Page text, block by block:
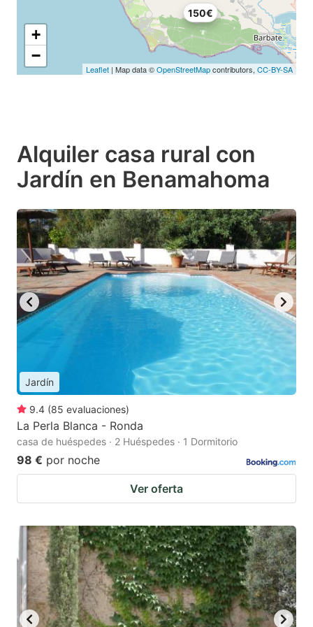
150€
+
−
Leaflet | Map data ©OpenStreetMapcontributors, CC-BY-SA
Alquiler casa rural con
Jardín en Benamahoma
Jardín
9.4 (85 evaluaciones)
La Perla Blanca - Ronda
casa de huéspedes · 2 Huéspedes · 1 Dormitorio
98 € por noche
Ver oferta